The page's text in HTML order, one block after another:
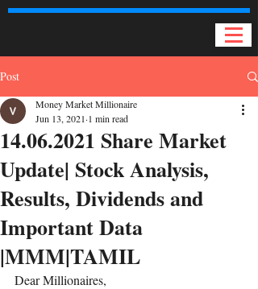
Post
14.06.2021 Share Market
Update| Stock Analysis,
Results, Dividends and
Important Data
|MMM|TAMIL
Money Market Millionaire
Jun 13, 2021 1 min read
Dear Millionaires,